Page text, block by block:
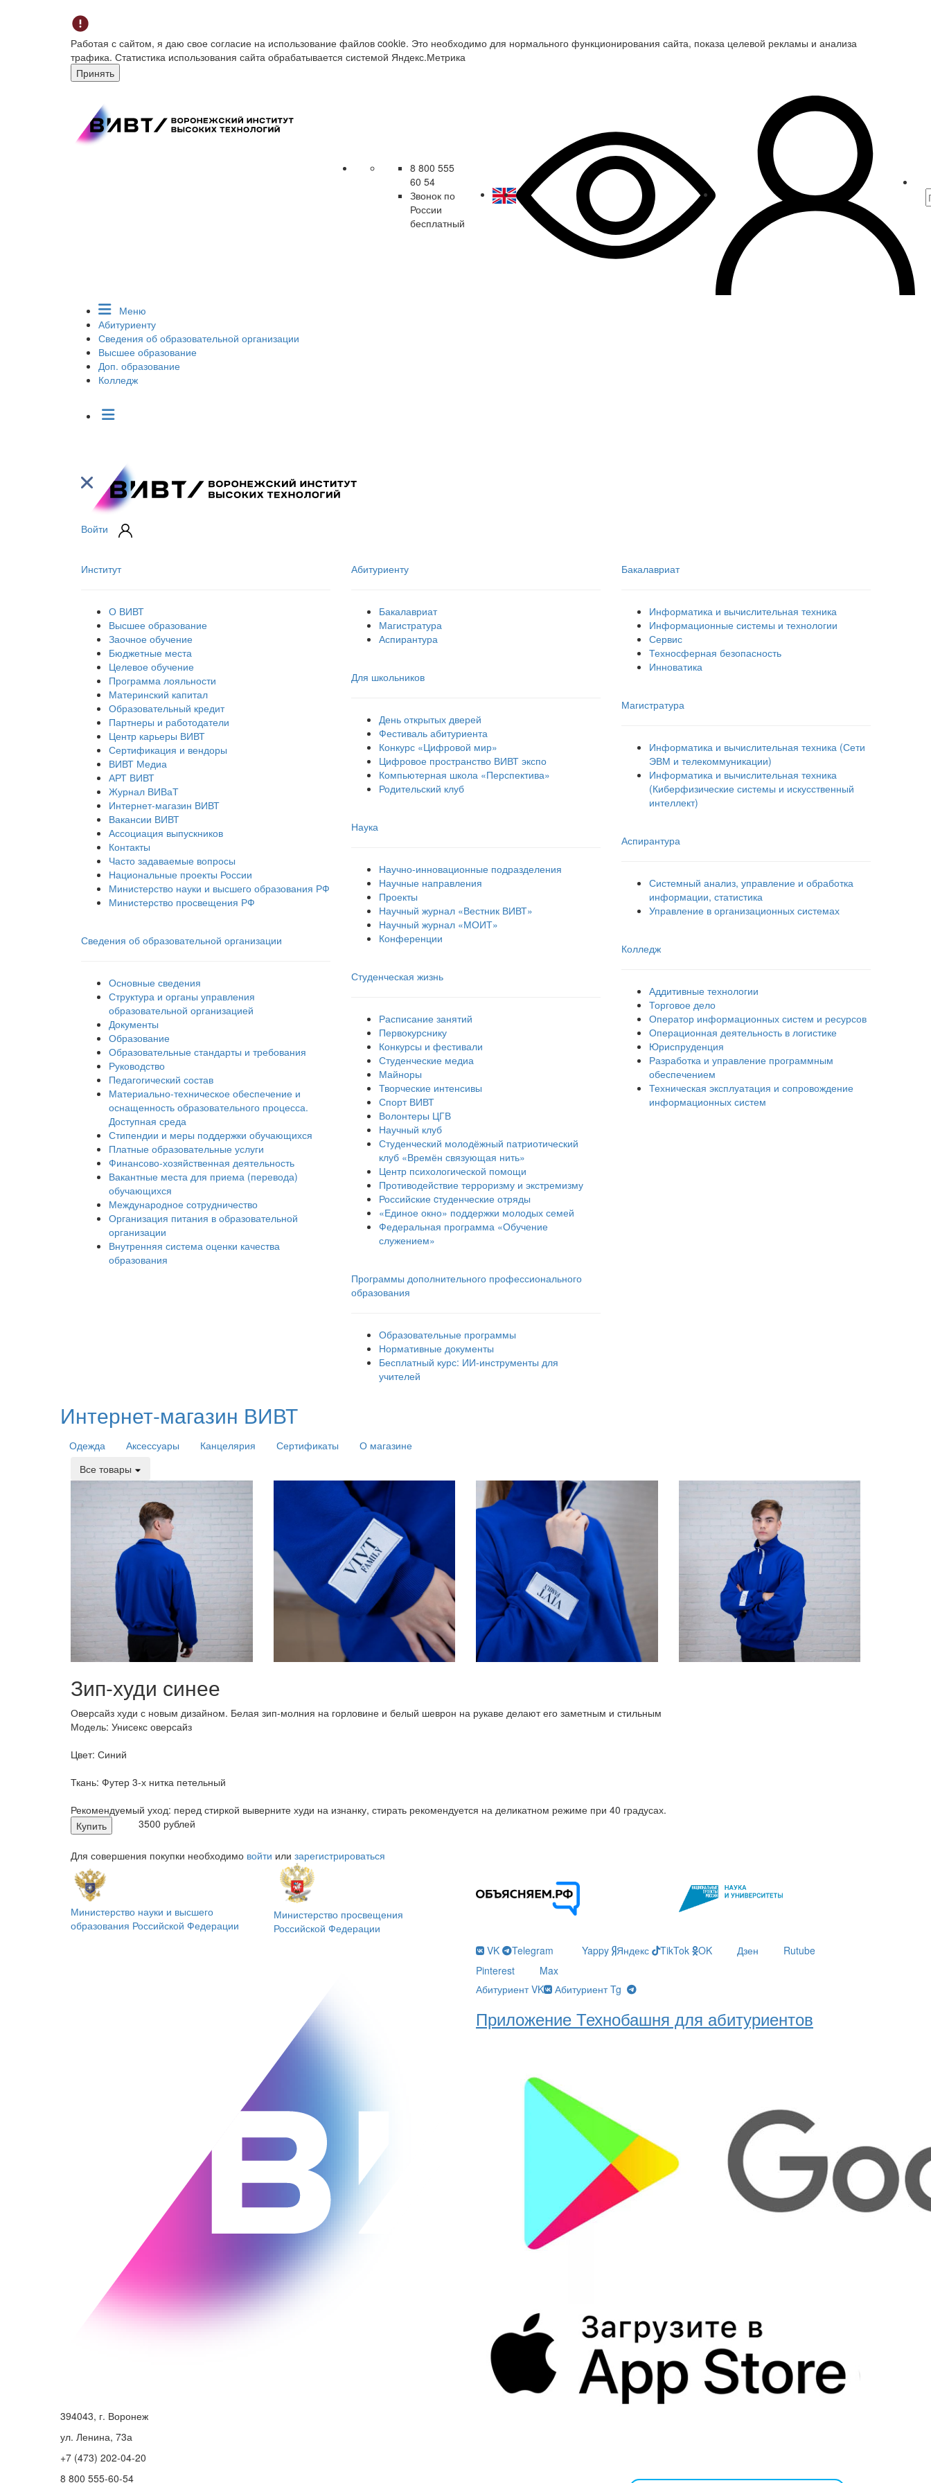
Работая с сайтом, я даю свое согласие на использование файлов cookie. Это необходимо для нормального функционирования сайта, показа целевой рекламы и анализа
трафика. Статистика использования сайта обрабатывается системой Яндекс.Метрика
Принять
8 800 555
60 54
Звонок по
России
бесплатный
Меню
Абитуриенту
Сведения об образовательной организации
Высшее образование
Доп. образование
Колледж
Войти
Институт
О ВИВТ
Высшее образование
Заочное обучение
Бюджетные места
Целевое обучение
Программа лояльности
Материнский капитал
Образовательный кредит
Партнеры и работодатели
Центр карьеры ВИВТ
Сертификация и вендоры
ВИВТ Медиа
АРТ ВИВТ
Журнал ВИВаТ
Интернет-магазин ВИВТ
Вакансии ВИВТ
Ассоциация выпускников
Контакты
Часто задаваемые вопросы
Национальные проекты России
Министерство науки и высшего образования РФ
Министерство просвещения РФ
Сведения об образовательной организации
Основные сведения
Структура и органы управления
образовательной организацией
Документы
Образование
Образовательные стандарты и требования
Руководство
Педагогический состав
Материально-техническое обеспечение и
оснащенность образовательного процесса.
Доступная среда
Стипендии и меры поддержки обучающихся
Платные образовательные услуги
Финансово-хозяйственная деятельность
Вакантные места для приема (перевода)
обучающихся
Международное сотрудничество
Организация питания в образовательной
организации
Внутренняя система оценки качества
образования
Абитуриенту
Бакалавриат
Магистратура
Аспирантура
Для школьников
День открытых дверей
Фестиваль абитуриента
Конкурс «Цифровой мир»
Цифровое пространство ВИВТ экспо
Компьютерная школа «Перспектива»
Родительский клуб
Наука
Научно-инновационные подразделения
Научные направления
Проекты
Научный журнал «Вестник ВИВТ»
Научный журнал «МОИТ»
Конференции
Студенческая жизнь
Расписание занятий
Первокурснику
Конкурсы и фестивали
Студенческие медиа
Майноры
Творческие интенсивы
Спорт ВИВТ
Волонтеры ЦГВ
Научный клуб
Студенческий молодёжный патриотический
клуб «Времён связующая нить»
Центр психологической помощи
Противодействие терроризму и экстремизму
Российские cтуденческие отряды
«Единое окно» поддержки молодых семей
Федеральная программа «Обучение
служением»
Программы дополнительного профессионального
образования
Образовательные программы
Нормативные документы
Бесплатный курс: ИИ‑инструменты для
учителей
Бакалавриат
Информатика и вычислительная техника
Информационные системы и технологии
Сервис
Техносферная безопасность
Инноватика
Магистратура
Информатика и вычислительная техника (Сети
ЭВМ и телекоммуникации)
Информатика и вычислительная техника
(Киберфизические системы и искусственный
интеллект)
Аспирантура
Системный анализ, управление и обработка
информации, статистика
Управление в организационных системах
Колледж
Аддитивные технологии
Торговое дело
Оператор информационных систем и ресурсов
Операционная деятельность в логистике
Юриспруденция
Разработка и управление программным
обеспечением
Техническая эксплуатация и сопровождение
информационных систем
Интернет-магазин ВИВТ
Одежда Аксессуары Канцелярия Сертификаты
О магазине
Все товары
Зип-худи синее
Оверсайз худи с новым дизайном. Белая зип-молния на горловине и белый шеврон на рукаве делают его заметным и стильным
Модель: Унисекс оверсайз
Цвет: Синий
Ткань: Футер 3-х нитка петельный
Рекомендуемый уход: перед стиркой выверните худи на изнанку, стирать рекомендуется на деликатном режиме при 40 градусах.
Купить
3500 рублей
Для совершения покупки необходимо войти или зарегистрироваться
Министерство науки и высшего
образования Российской Федерации
Министерство просвещения
Российской Федерации
394043, г. Воронеж
ул. Ленина, 73а
+7 (473) 202-04-20
8 800 555-60-54
VK Telegram Yappy Яндекс TikTok OK Дзен
Rutube
Pinterest
Max
Абитуриент VK
Абитуриент Tg
Приложение Технобашня для абитуриентов